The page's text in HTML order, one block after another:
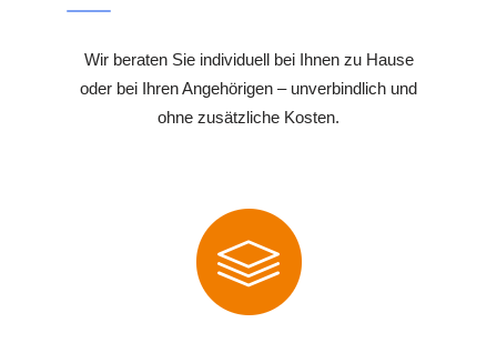
Wir beraten Sie individuell bei Ihnen zu Hause
oder bei Ihren Angehörigen – unverbindlich und
ohne zusätzliche Kosten.